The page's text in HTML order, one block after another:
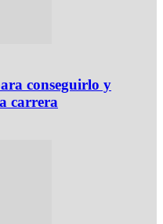
conseguirlo y
carrera